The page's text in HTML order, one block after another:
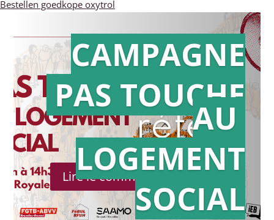
Bestellen goedkope oxytrol
Action en
référé
Lire le communiqué de presse
CAMPAGNE
PAS TOUCHE
AU
LOGEMENT
SOCIAL